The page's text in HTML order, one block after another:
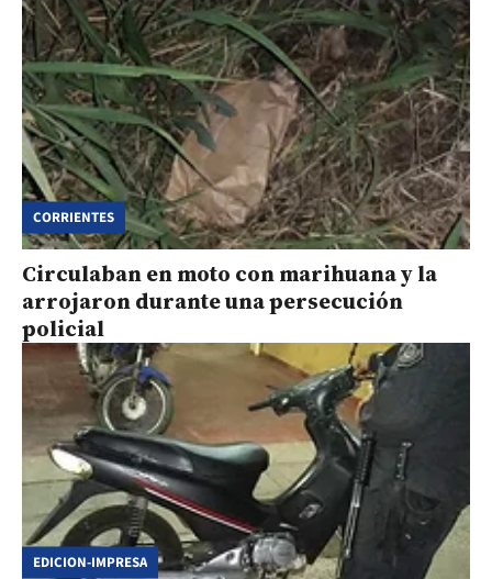
CORRIENTES
Circulaban en moto con marihuana y la
arrojaron durante una persecución
policial
EDICION-IMPRESA